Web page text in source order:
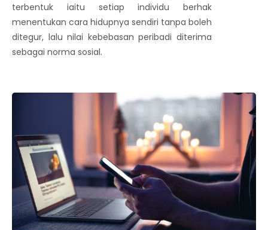
terbentuk iaitu setiap individu berhak
menentukan cara hidupnya sendiri tanpa boleh
ditegur, lalu nilai kebebasan peribadi diterima
sebagai norma sosial.